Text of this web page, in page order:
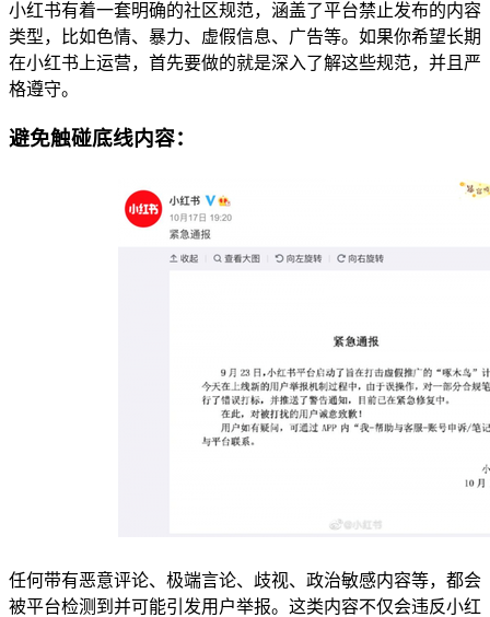
小红书有着一套明确的社区规范，涵盖了平台禁止发布的内容
类型，比如色情、暴力、虚假信息、广告等。如果你希望长期
在小红书上运营，首先要做的就是深入了解这些规范，并且严
格遵守。
避免触碰底线内容：
任何带有恶意评论、极端言论、歧视、政治敏感内容等，都会
被平台检测到并可能引发用户举报。这类内容不仅会违反小红